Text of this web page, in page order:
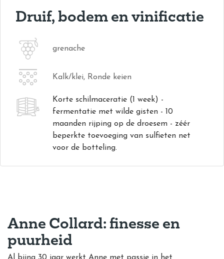
Druif, bodem en vinificatie
grenache
Kalk/klei, Ronde keien
Korte schilmaceratie (1 week) -
fermentatie met wilde gisten - 10
maanden rijping op de droesem - zéér
beperkte toevoeging van sulfieten net
voor de botteling.
Anne Collard: finesse en
puurheid